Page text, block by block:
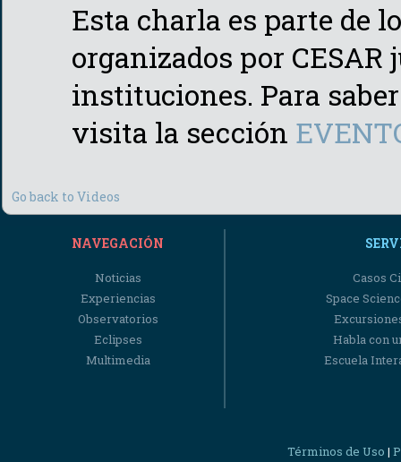
Esta charla es parte de
organizados por CESAR
instituciones. Para
visita la sección
Go back to Videos
NAVEGACIÓN
Noticias
Experiencias
Observatorios
Eclipses
Multimedia
Casos
Space
Habla con
Escuela
Términos de Uso |